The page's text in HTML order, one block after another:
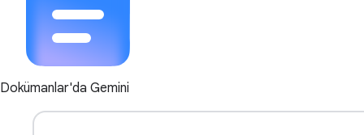
Dokümanlar'da Gemini